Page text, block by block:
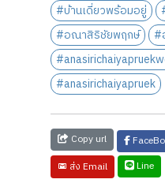
#บ้านเดี่ยวพร้อมอยู่
#อณาสิริชัยพฤกษ์
#
#anasirichaiyapruek
Copy url
ส่ง Email
Line